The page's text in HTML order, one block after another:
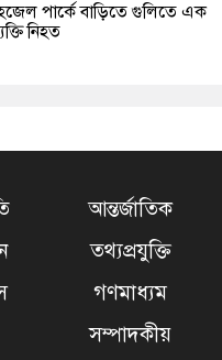
পার্কে বাড়িতে গুলিতে এক
নিহত
আন্তর্জাতিক
তথ্যপ্রযুক্তি
গণমাধ্যম
সম্পাদকীয়